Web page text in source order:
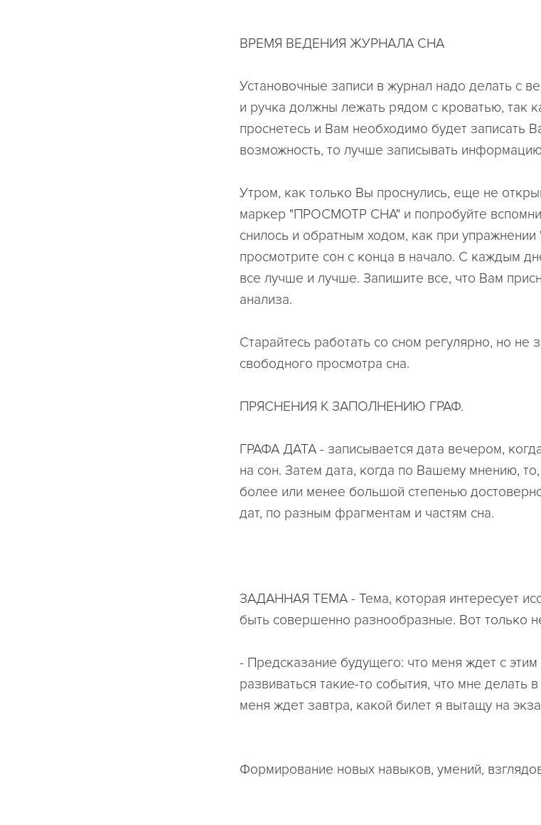
ВРЕМЯ ВЕДЕНИЯ ЖУРНАЛА СНА
Установочные записи в журнал надо делать с
и ручка должны лежать рядом с кроватью, так
проснетесь и Вам необходимо будет записать
возможность, то лучше записывать
Утром, как только Вы проснулись, еще не
маркер "ПРОСМОТР СНА" и попробуйте
снилось и обратным ходом, как при упражнении
просмотрите сон с конца в начало. С каждым
все лучше и лучше. Запишите все, что Вам
анализа.
Старайтесь работать со сном регулярно, но не
свободного просмотра сна.
ПРЯСНЕНИЯ К ЗАПОЛНЕНИЮ ГРАФ.
ГРАФА ДАТА - записывается дата вечером,
на сон. Затем дата, когда по Вашему мнению,
более или менее большой степенью
дат, по разным фрагментам и частям сна.
ЗАДАННАЯ ТЕМА - Тема, которая интересует
быть совершенно разнообразные. Вот только
- Предсказание будущего: что меня ждет с
развиваться такие-то события, что мне делать
меня ждет завтра, какой билет я вытащу на
Формирование новых навыков, умений,